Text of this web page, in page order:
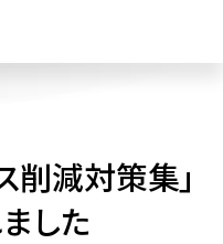
削減対策集」
した